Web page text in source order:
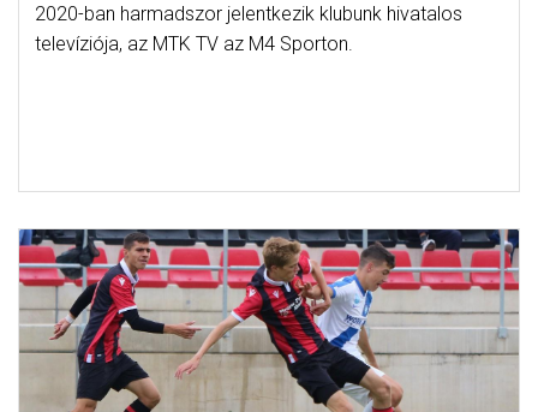
2020-ban harmadszor jelentkezik klubunk hivatalos
televíziója, az MTK TV az M4 Sporton.